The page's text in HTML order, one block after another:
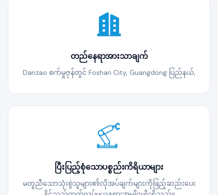
တည်နေရာအားသာချက်
Danzao စက်မှုဇုန်တွင် Foshan City, Guangdong ပြည်နယ်,
ပြီးပြည့်စုံသောပစ္စည်းကိရိယာများ
မတူညီသောသုံးစွဲသူများ၏လိုအပ်ချက်များကိုဖြည့်ဆည်းပေး